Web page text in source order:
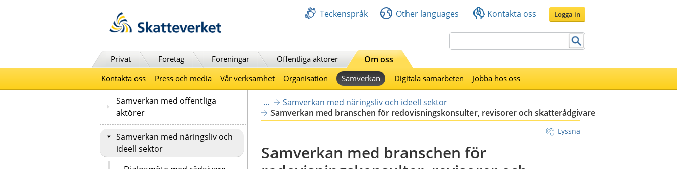
Teckenspråk Other languages Kontakta oss Logga in
Privat Företag Föreningar Offentliga aktörer Om oss
Kontakta oss Press och media Vår verksamhet Organisation Samverkan Digitala samarbeten Jobba hos oss
Samverkan med offentliga
aktörer
Samverkan med näringsliv och
ideell sektor
...
Samverkan med näringsliv och ideell sektor
Samverkan med branschen för redovisningskonsulter, revisorer och skatterådgivare
Lyssna
Samverkan med branschen för